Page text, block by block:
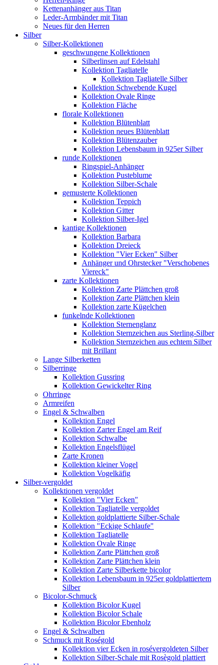
Kettenanhänger aus Titan
Leder-Armbänder mit Titan
Neues für den Herren
Silber
Silber-Kollektionen
geschwungene Kollektionen
Silberlinsen auf Edelstahl
Kollektion Tagliatelle
Kollektion Tagliatelle Silber
Kollektion Schwebende Kugel
Kollektion Ovale Ringe
Kollektion Fläche
florale Kollektionen
Kollektion Blütenblatt
Kollektion neues Blütenblatt
Kollektion Blütenzauber
Kollektion Lebensbaum in 925er Silber
runde Kollektionen
Ringspiel-Anhänger
Kollektion Pusteblume
Kollektion Silber-Schale
gemusterte Kollektionen
Kollektion Teppich
Kollektion Gitter
Kollektion Silber-Igel
kantige Kollektionen
Kollektion Barbara
Kollektion Dreieck
Kollektion "Vier Ecken" Silber
Anhänger und Ohrstecker "Verschobenes
Viereck"
zarte Kollektionen
Kollektion Zarte Plättchen groß
Kollektion Zarte Plättchen klein
Kollektion zarte Kügelchen
funkelnde Kollektionen
Kollektion Sternenglanz
Kollektion Sternzeichen aus Sterling-Silber
Kollektion Sternzeichen aus echtem Silber
mit Brillant
Lange Silberketten
Silberringe
Kollektion Gussring
Kollektion Gewickelter Ring
Ohrringe
Armreifen
Engel & Schwalben
Kollektion Engel
Kollektion Zarter Engel am Reif
Kollektion Schwalbe
Kollektion Engelsflügel
Zarte Kronen
Kollektion kleiner Vogel
Kollektion Vogelkäfig
Silber-vergoldet
Kollektionen vergoldet
Kollektion "Vier Ecken"
Kollektion Tagliatelle vergoldet
Kollektion goldplattierte Silber-Schale
Kollektion "Eckige Schlaufe"
Kollektion Tagliatelle
Kollektion Ovale Ringe
Kollektion Zarte Plättchen groß
Kollektion Zarte Plättchen klein
Kollektion Zarte Silberkette bicolor
Kollektion Lebensbaum in 925er goldplattiertem
Silber
Bicolor-Schmuck
Kollektion Bicolor Kugel
Kollektion Bicolor Schale
Kollektion Bicolor Ebenholz
Engel & Schwalben
Schmuck mit Roségold
Kollektion vier Ecken in rosévergoldeten Silber
Kollektion Silber-Schale mit Rosègold plattiert